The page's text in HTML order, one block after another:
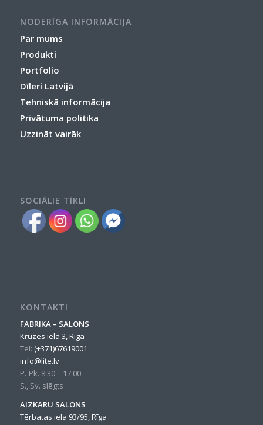
NODERĪGA INFORMĀCIJA
Par mums
Produkti
Portfolio
Dīleri Latvijā
Tehniskā informācija
Privātuma politika
Uzzināt vairāk
SOCIĀLIE TĪKLI
KONTAKTI
FABRIKA – SALONS
Krūzes iela 3, Rīga
Tel: (+371)67619001
info@lite.lv
P.-Pk. 8:30 – 17:00
S., Sv. slēgts
AIZKARU SALONS
Tērbatas iela 93/95, Rīga